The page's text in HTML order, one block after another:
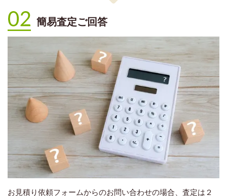
簡易査定ご回答
お見積り依頼フォームからのお問い合わせの場合、査定は２